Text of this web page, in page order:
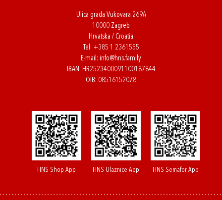
Ulica grada Vukovara 269A
10000 Zagreb
Hrvatska / Croatia
Tel: +385 1 2361555
E-mail: info@hns.family
IBAN: HR2523400091100187844
OIB: 08516152078
HNS Shop App HNS Ulaznice App HNS Semafor App